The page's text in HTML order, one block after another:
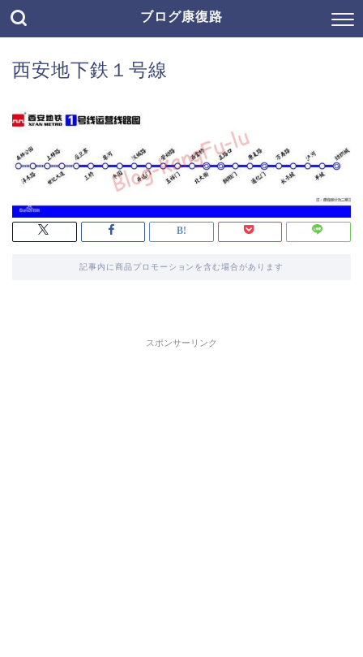
ブログ康復路
西安地下鉄１号線
記事内に商品プロモーションを含む場合があります
スポンサーリンク